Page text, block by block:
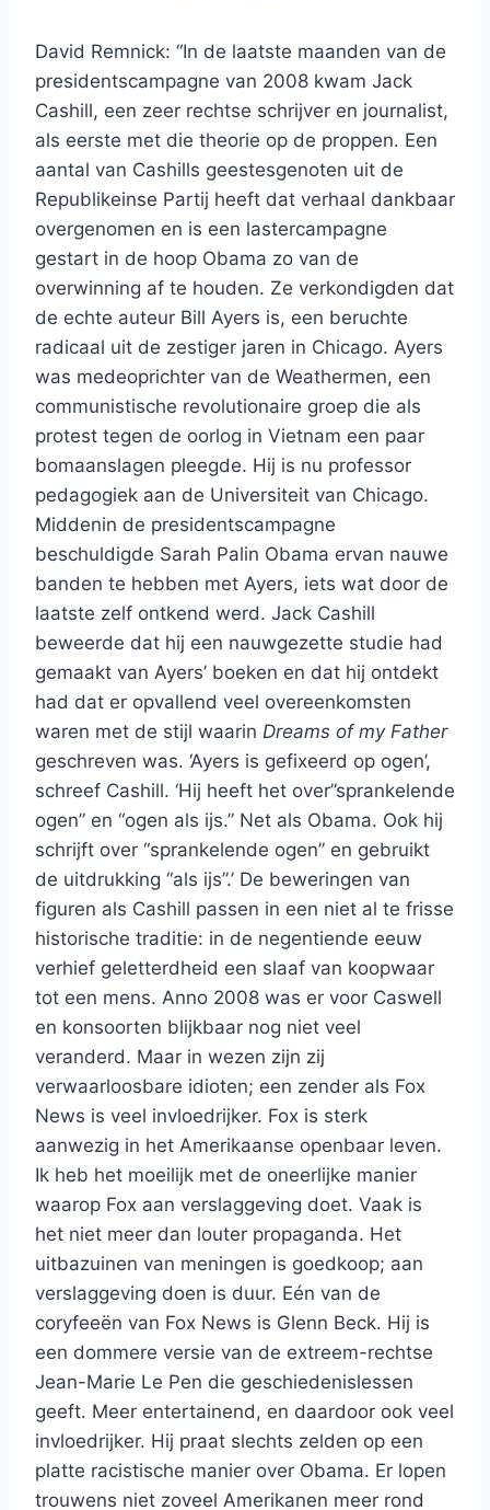
David Remnick: “In de laatste maanden van de
presidentscampagne van 2008 kwam Jack
Cashill, een zeer rechtse schrijver en journalist,
als eerste met die theorie op de proppen. Een
aantal van Cashills geestesgenoten uit de
Republikeinse Partij heeft dat verhaal dankbaar
overgenomen en is een lastercampagne
gestart in de hoop Obama zo van de
overwinning af te houden. Ze verkondigden dat
de echte auteur Bill Ayers is, een beruchte
radicaal uit de zestiger jaren in Chicago. Ayers
was medeoprichter van de Weathermen, een
communistische revolutionaire groep die als
protest tegen de oorlog in Vietnam een paar
bomaanslagen pleegde. Hij is nu professor
pedagogiek aan de Universiteit van Chicago.
Middenin de presidentscampagne
beschuldigde Sarah Palin Obama ervan nauwe
banden te hebben met Ayers, iets wat door de
laatste zelf ontkend werd. Jack Cashill
beweerde dat hij een nauwgezette studie had
gemaakt van Ayers’ boeken en dat hij ontdekt
had dat er opvallend veel overeenkomsten
waren met de stijl waarin Dreams of my Father
geschreven was. ‘Ayers is gefixeerd op ogen’,
schreef Cashill. ‘Hij heeft het over”sprankelende
ogen” en “ogen als ijs.” Net als Obama. Ook hij
schrijft over “sprankelende ogen” en gebruikt
de uitdrukking “als ijs”.’ De beweringen van
figuren als Cashill passen in een niet al te frisse
historische traditie: in de negentiende eeuw
verhief geletterdheid een slaaf van koopwaar
tot een mens. Anno 2008 was er voor Caswell
en konsoorten blijkbaar nog niet veel
veranderd. Maar in wezen zijn zij
verwaarloosbare idioten; een zender als Fox
News is veel invloedrijker. Fox is sterk
aanwezig in het Amerikaanse openbaar leven.
Ik heb het moeilijk met de oneerlijke manier
waarop Fox aan verslaggeving doet. Vaak is
het niet meer dan louter propaganda. Het
uitbazuinen van meningen is goedkoop; aan
verslaggeving doen is duur. Eén van de
coryfeeën van Fox News is Glenn Beck. Hij is
een dommere versie van de extreem-rechtse
Jean-Marie Le Pen die geschiedenislessen
geeft. Meer entertainend, en daardoor ook veel
invloedrijker. Hij praat slechts zelden op een
platte racistische manier over Obama. Er lopen
trouwens niet zoveel Amerikanen meer rond